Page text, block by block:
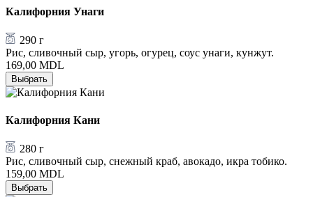
Калифорния Унаги
290 г
Рис, сливочный сыр, угорь, огурец, соус унаги, кунжут.
169,00 MDL
Выбрать
Калифорния Кани
280 г
Рис, сливочный сыр, снежный краб, авокадо, икра тобико.
159,00 MDL
Выбрать